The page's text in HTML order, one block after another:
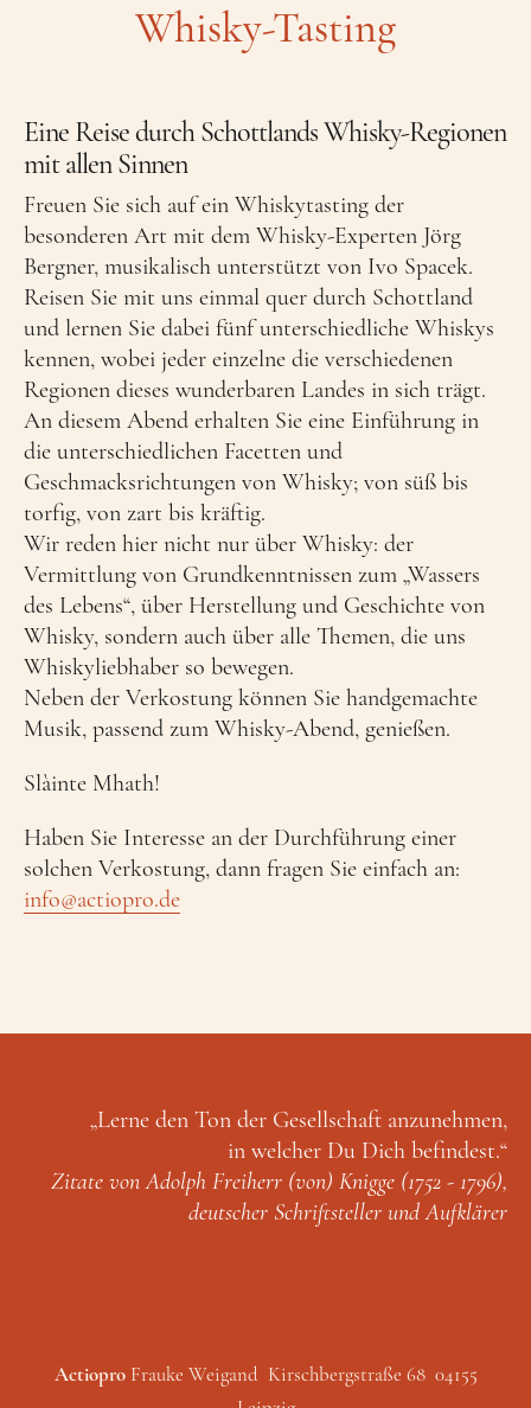
Whisky-Tasting
Eine Reise durch Schottlands Whisky-Regionen
mit allen Sinnen
Freuen Sie sich auf ein Whiskytasting der
besonderen Art mit dem Whisky-Experten Jörg
Bergner, musikalisch unterstützt von Ivo Spacek.
Reisen Sie mit uns einmal quer durch Schottland
und lernen Sie dabei fünf unterschiedliche Whiskys
kennen, wobei jeder einzelne die verschiedenen
Regionen dieses wunderbaren Landes in sich trägt.
An diesem Abend erhalten Sie eine Einführung in
die unterschiedlichen Facetten und
Geschmacksrichtungen von Whisky; von süß bis
torfig, von zart bis kräftig.
Wir reden hier nicht nur über Whisky: der
Vermittlung von Grundkenntnissen zum „Wassers
des Lebens“, über Herstellung und Geschichte von
Whisky, sondern auch über alle Themen, die uns
Whiskyliebhaber so bewegen.
Neben der Verkostung können Sie handgemachte
Musik, passend zum Whisky-Abend, genießen.
Slàinte Mhath!
Haben Sie Interesse an der Durchführung einer
solchen Verkostung, dann fragen Sie einfach an:
info@actiopro.de
„Lerne den Ton der Gesellschaft anzunehmen,
in welcher Du Dich befindest.“
Zitate von Adolph Freiherr (von) Knigge (1752 - 1796),
deutscher Schriftsteller und Aufklärer
ActioproFrauke Weigand Kirschbergstraße 68 04155